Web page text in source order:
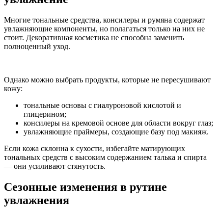
Многие тональные средства, консилеры и румяна содержат
увлажняющие компоненты, но полагаться только на них не
стоит. Декоративная косметика не способна заменить
полноценный уход.
Однако можно выбрать продукты, которые не пересушивают
кожу:
тональные основы с гиалуроновой кислотой и
глицерином;
консилеры на кремовой основе для области вокруг глаз;
увлажняющие праймеры, создающие базу под макияж.
Если кожа склонна к сухости, избегайте матирующих
тональных средств с высоким содержанием талька и спирта
— они усиливают стянутость.
Сезонные изменения в рутине
увлажнения